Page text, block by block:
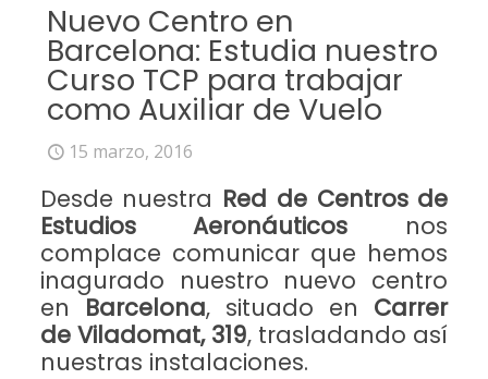
Nuevo Centro en
Barcelona: Estudia nuestro
Curso TCP para trabajar
como Auxiliar de Vuelo
15 marzo, 2016
Desde nuestra Red de Centros de
Estudios Aeronáuticos nos
complace comunicar que hemos
inagurado nuestro nuevo centro
en Barcelona, situado en Carrer
de Viladomat, 319, trasladando así
nuestras instalaciones.